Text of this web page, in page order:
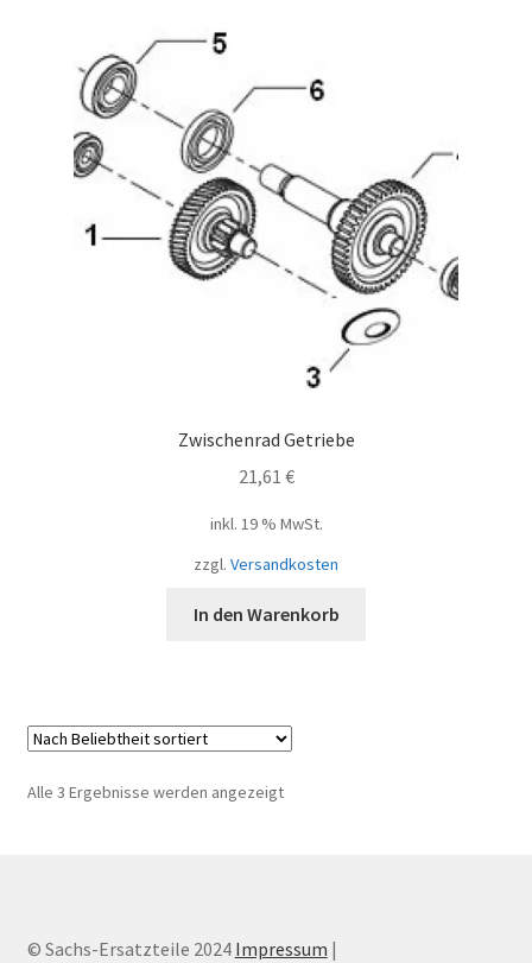
Zwischenrad Getriebe
21,61 €
inkl. 19 % MwSt.
zzgl. Versandkosten
In den Warenkorb
Alle 3 Ergebnisse werden angezeigtNach
© Sachs-Ersatzteile 2024 Impressum |